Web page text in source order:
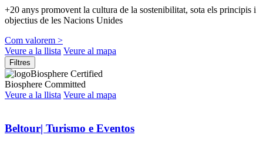
+20 anys promovent la cultura de la sostenibilitat, sota els principis i
objectius de les Nacions Unides
Com valorem >
Veure a la llista Veure al mapa
Filtres
Biosphere Certified
Biosphere Committed
Veure a la llista Veure al mapa
Beltour| Turismo e Eventos